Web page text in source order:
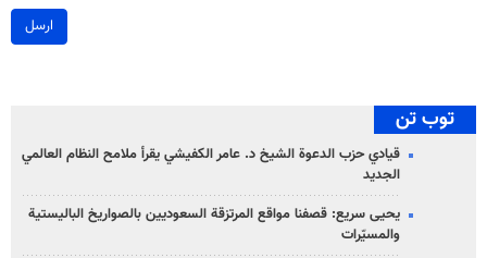
ارسل
توب تن
قيادي حزب الدعوة الشيخ د. عامر الكفيشي يقرأ ملامح النظام العالمي
الجديد
يحيى سريع: قصفنا مواقع المرتزقة السعوديين بالصواريخ الباليستية
والمسيّرات